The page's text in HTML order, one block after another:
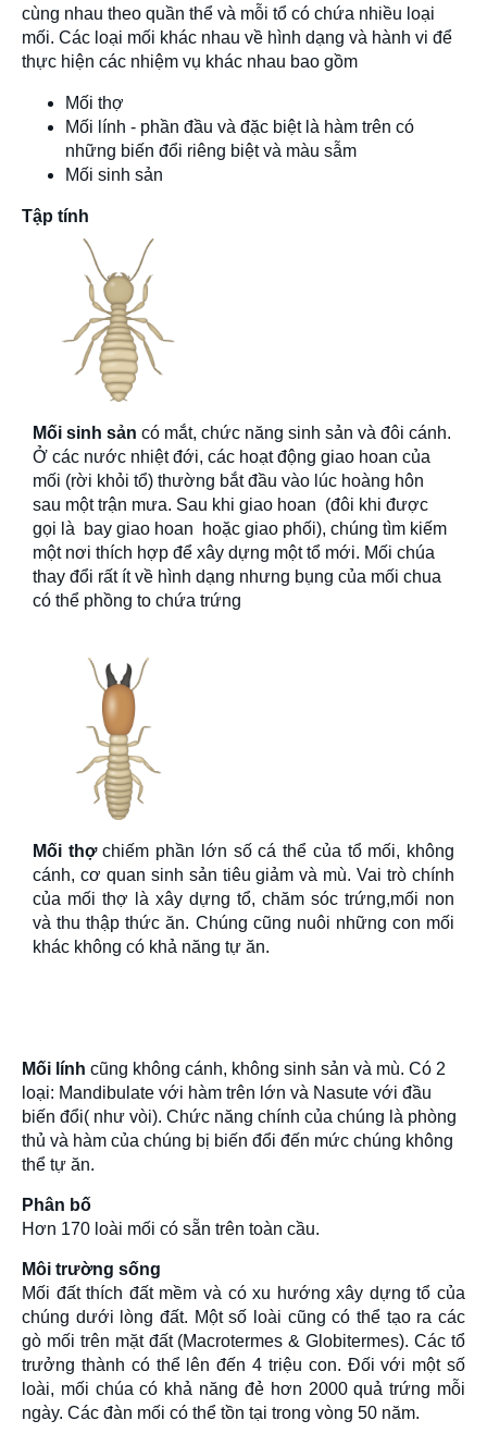
cùng nhau theo quần thể và mỗi tổ có chứa nhiều loại
mối. Các loại mối khác nhau về hình dạng và hành vi để
thực hiện các nhiệm vụ khác nhau bao gồm
Mối thợ
Mối lính - phần đầu và đặc biệt là hàm trên có
những biến đổi riêng biệt và màu sẫm
Mối sinh sản
Tập tính
Mối sinh sản có mắt, chức năng sinh sản và đôi cánh.
Ở các nước nhiệt đới, các hoạt động giao hoan của
mối (rời khỏi tổ) thường bắt đầu vào lúc hoàng hôn
sau một trận mưa. Sau khi giao hoan (đôi khi được
gọi là bay giao hoan hoặc giao phối), chúng tìm kiếm
một nơi thích hợp để xây dựng một tổ mới. Mối chúa
thay đổi rất ít về hình dạng nhưng bụng của mối chua
có thể phồng to chứa trứng
Mối thợchiếm phần lớn số cá thể của tổ mối, không
cánh, cơ quan sinh sản tiêu giảm và mù. Vai trò chính
của mối thợ là xây dựng tổ, chăm sóc trứng,mối non
và thu thập thức ăn. Chúng cũng nuôi những con mối
khác không có khả năng tự ăn.
Mối lính cũng không cánh, không sinh sản và mù. Có 2
loại: Mandibulate với hàm trên lớn và Nasute với đầu
biến đổi( như vòi). Chức năng chính của chúng là phòng
thủ và hàm của chúng bị biến đổi đến mức chúng không
thể tự ăn.
Phân bố
Hơn 170 loài mối có sẵn trên toàn cầu.
Môi trường sống
Mối đất thích đất mềm và có xu hướng xây dựng tổ của
chúng dưới lòng đất. Một số loài cũng có thể tạo ra các
gò mối trên mặt đất (Macrotermes & Globitermes). Các tổ
trưởng thành có thể lên đến 4 triệu con. Đối với một số
loài, mối chúa có khả năng đẻ hơn 2000 quả trứng mỗi
ngày. Các đàn mối có thể tồn tại trong vòng 50 năm.